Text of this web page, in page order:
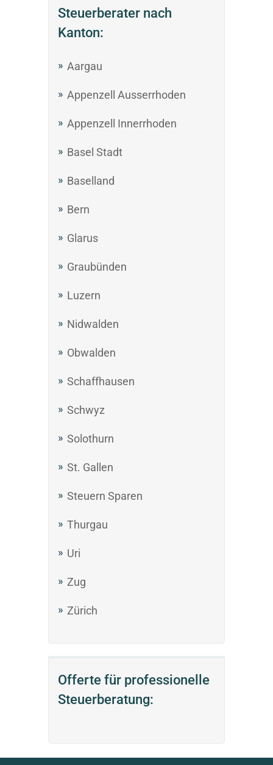
Steuerberater nach
Kanton:
Aargau
Appenzell Ausserrhoden
Appenzell Innerrhoden
Basel Stadt
Baselland
Bern
Glarus
Graubünden
Luzern
Nidwalden
Obwalden
Schaffhausen
Schwyz
Solothurn
St. Gallen
Steuern Sparen
Thurgau
Uri
Zug
Zürich
Offerte für professionelle
Steuerberatung: